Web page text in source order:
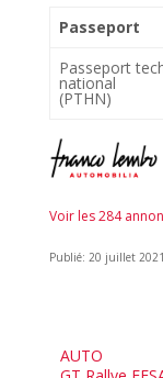
Passeport
Passeport
national
(PTHN)
Voir les 284
Publié: 20 juillet
AUTO